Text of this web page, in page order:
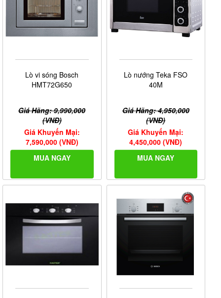
Lò vi sóng Bosch
HMT72G650
Giá Hãng: 9,990,000
(VNĐ)
Giá Khuyến Mại:
7,590,000 (VNĐ)
MUA NGAY
Lò nướng Teka FSO
40M
Giá Hãng: 4,950,000
(VNĐ)
Giá Khuyến Mại:
4,450,000 (VNĐ)
MUA NGAY